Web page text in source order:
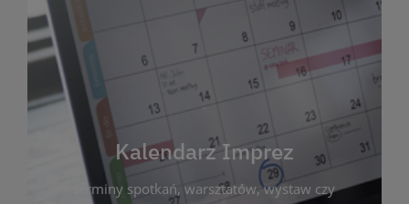
Kalendarz Imprez
terminy spotkań, warsztatów, wystaw czy
Kalendarz Imprez
Zakładka ta gromadzi wszystkie planowane
wydarzenia kulturalne i edukacyjne organizowane
przez bibliotekę. Możesz tu sprawdzić terminy
spotkań, warsztatów, wystaw czy konkursów.
Dzięki przejrzystemu kalendarzowi łatwo
zaplanujesz udział w interesujących Cię